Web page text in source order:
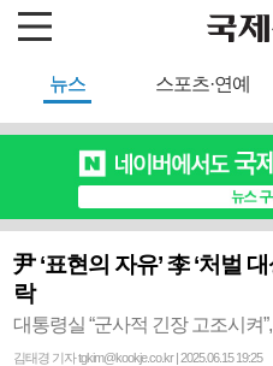
뉴스 스포츠·연예
尹 ‘표현의 자유’ 李 ‘처벌
락
대통령실 “군사적 긴장 고조시켜
김태경 기자 tgkim@kookje.co.kr | 2025.06.15 19:25